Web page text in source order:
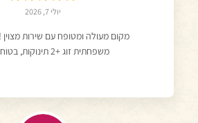
יולי 7, 2026
מקום מעולה ומטופח עם שירות מצוין
משפחתית זוג +2 תינוקות, בטוח שנחזור!